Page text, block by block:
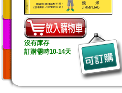
沒有庫存
訂購需時10-14天